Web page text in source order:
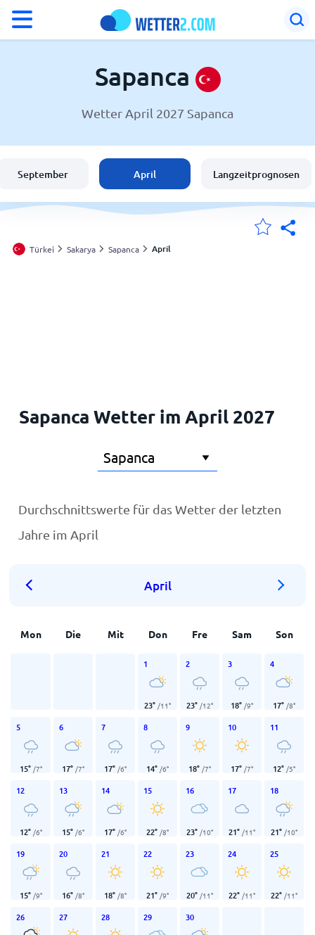
Wetter in Sapanca
Schweiz
Deutschland
Sapanca
Wetter April 2027 Sapanca
September April Langzeitprognosen
Türkei Sakarya Sapanca April
Sapanca Wetter im April 2027
Durchschnittswerte für das Wetter der letzten
Jahre im April
April
Mon Die Mit Don Fre Sam Son
1
23° /11°
2
23° /12°
3
18° /9°
4
17° /8°
5
15° /7°
6
17° /7°
7
17° /6°
8
14° /6°
9
18° /7°
10
17° /7°
11
12° /5°
12
12° /6°
13
15° /6°
14
17° /6°
15
22° /8°
16
23° /10°
17
21° /11°
18
21° /10°
19
15° /9°
20
16° /8°
21
18° /8°
22
21° /9°
23
20° /11°
24
22° /11°
25
22° /11°
26 27 28 29 30